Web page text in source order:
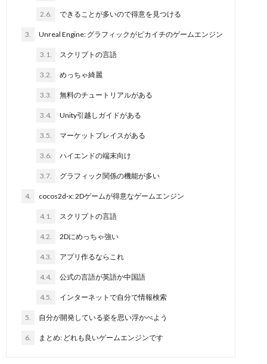
2.6. できることが多いので得意を見つける
3. Unreal Engine: グラフィックがピカイチのゲームエンジン
3.1. スクリプトの言語
3.2. めっちゃ綺麗
3.3. 無料のチュートリアルがある
3.4. Unity引越しガイドがある
3.5. マーケットプレイスがある
3.6. ハイエンドの端末向け
3.7. グラフィック関係の機能が多い
4. cocos2d-x: 2Dゲームが得意なゲームエンジン
4.1. スクリプトの言語
4.2. 2Dにめっちゃ強い
4.3. アプリ作るならこれ
4.4. 公式の言語が英語か中国語
4.5. インターネットで自分で情報検索
5. 自分が開発している姿を思い浮かべよう
6. まとめ: どれも良いゲームエンジンです